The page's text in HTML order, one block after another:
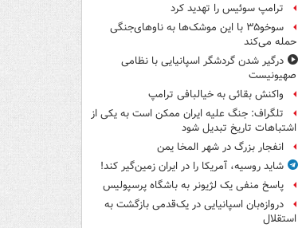
ترامپ سوئیس را تهدید کرد
سوخو۳۵ با این موشک‌ها به ناوهای‌جنگی
حمله می‌کند
درگیر شدن گردشگر اسپانیایی با نظامی
صهیونیست
واکنش بقائی به خیالبافی ترامپ
تلگراف: جنگ علیه ایران ممکن است به یکی از
اشتباهات تاریخ تبدیل شود
انفجار بزرگ در شهر المخا یمن
شاید روسیه، آمریکا را در ایران زمین‌گیر کند!
پاسخ منفی یک لژیونر به باشگاه پرسپولیس
دروازه‌بان اسپانیایی در یک‌قدمی بازگشت به
استقلال